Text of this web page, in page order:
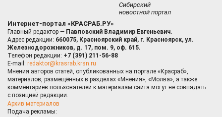
Сибирский
новостной портал
Интернет-портал «КРАСРАБ.РУ»
Главный редактор — Павловский Владимир Евгеньевич.
Адрес редакции: 660075, Красноярский край, г. Красноярск, ул.
Железнодорожников, д. 17, пом. 9, оф. 615.
Телефон редакции: +7 (391) 211-56-88
E-mail: redaktor@krasrab.krsn.ru
Мнения авторов статей, опубликованных на портале «Красраб»,
материалов, размещённых в разделах «Мнения», «Молва», а также
комментариев пользователей к материалам сайта могут не совпадать
с позицией редакции.
Архив материалов
Подача рекламы: